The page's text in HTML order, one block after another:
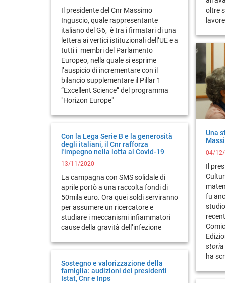
oltre
Il presidente del Cnr Massimo
Inguscio, quale rappresentante
italiano del G6, è tra i firmatari di una
lettera ai vertici istituzionali dell’UE e a
tutti i membri del Parlamento
Europeo, nella quale si esprime
l’auspicio di incrementare con il
bilancio supplementare il Pillar 1
“Excellent Science” del programma
"Horizon Europe"
Una
04/
Il
fu
storia
ha
Con la Lega Serie B e la generosità
degli italiani, il Cnr rafforza
l'impegno nella lotta al Covid-19
13/11/2020
La campagna con SMS solidale di
aprile portò a una raccolta fondi di
50mila euro. Ora quei soldi serviranno
per assumere un ricercatore e
studiare i meccanismi infiammatori
cause della gravità dell’infezione
Sostegno e valorizzazione della
famiglia: audizioni dei presidenti
Istat, Cnr e Inps